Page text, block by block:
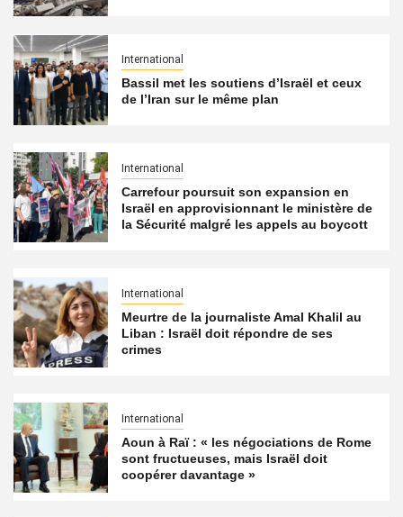
International
Bassil met les soutiens d’Israël et ceux
de l’Iran sur le même plan
International
Carrefour poursuit son expansion en
Israël en approvisionnant le ministère de
la Sécurité malgré les appels au boycott
International
Meurtre de la journaliste Amal Khalil au
Liban : Israël doit répondre de ses
crimes
International
Aoun à Raï : « les négociations de Rome
sont fructueuses, mais Israël doit
coopérer davantage »